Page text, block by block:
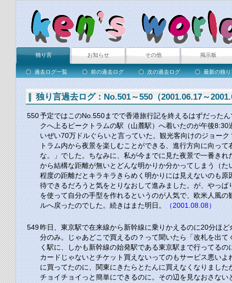
独り言 お知らせ その他 掲示板
過去ログ一覧 前の過去ログ 次の過去ログ 最新の独り
独り言過去ログ：No.501～550（2001.06.17～
550予定ではこのNo.550までで香港旅行記を終えるはずだった
クへ上るピークトラムの駅（山麓駅）へ着いたのが午後8:30
いぜい70万ドルぐらいと言っていた。観光客向けのジョー
トラム内から夜景を楽しむことができる、進行方向に向っ
な。」でした。ちなみに、私が今までに見た夜景で一番き
から結構な距離が無いとどんな明かりか分かってしまう（
程度の距離だとキラキラきらめく明かりには見えないのも
待できるだろうと気をとりなおして進みました。が、やっ
を使って自分の手型を作れるというのが人気で、欧米人風
ルへ戻ったのでした。続きはまた明日。（2001.08.08）
549昨日、東京駅で在来線から新幹線に乗りかえるのに20分ほ
分のみ。じゃあどこで買えるの？って聞いたら「改札を出
く駅に、しかも新幹線の始発駅である東京駅まで行ってる
カードじゃないとチケット買えないってのもサービス悪い
に買ってたのに、関東にきたらとたんに買えなくなりまし
チョイチョイっと簡単にできるのに。その辺を見なおさな